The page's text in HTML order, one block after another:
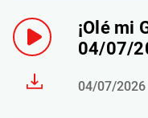
¡Olé mi
04/07/
04/07/2026